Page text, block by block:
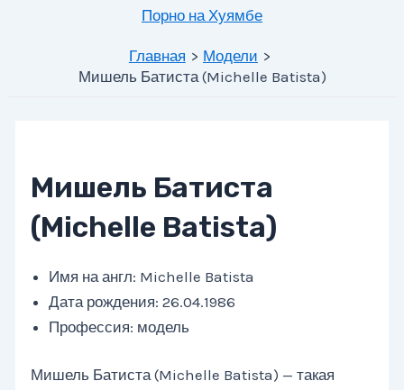
Порно на Хуямбе
Главная
Модели
Мишель Батиста (Michelle Batista)
Мишель Батиста
(Michelle Batista)
Имя на англ: Michelle Batista
Дата рождения: 26.04.1986
Профессия: модель
Мишель Батиста (Michelle Batista) — такая